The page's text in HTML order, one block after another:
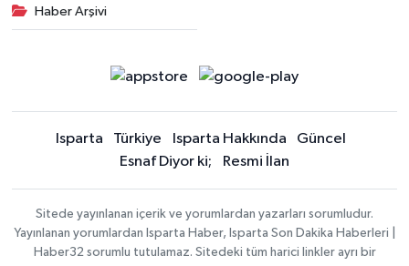
Haber Arşivi
Isparta Türkiye Isparta Hakkında
Güncel
Esnaf Diyor ki;
Resmi İlan
Sitede yayınlanan içerik ve yorumlardan yazarları sorumludur.
Yayınlanan yorumlardan Isparta Haber, Isparta Son Dakika Haberleri |
Haber32 sorumlu tutulamaz. Sitedeki tüm harici linkler ayrı bir